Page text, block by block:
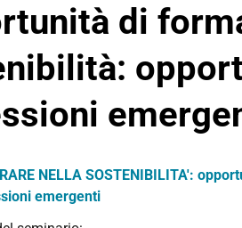
di
NELLA SOSTENIBILITA':
emergenti